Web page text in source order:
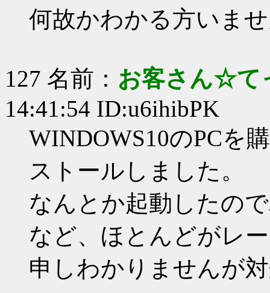
何故かわかる方いま
127 名前： お客さん☆て
14:41:54 ID:u6ihibPK
WINDOWS10のPCを
ストールしました。
なんとか起動したの
など、ほとんどがレ
申しわかりませんが